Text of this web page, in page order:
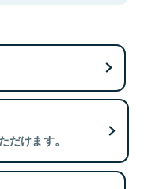
だけます。